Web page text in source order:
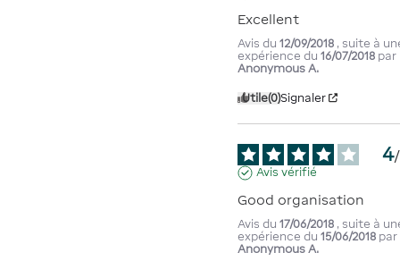
Excellent
Avis du12/09/2018 , suite à
expérience du16/07/2018 par
Anonymous A.
Utile(0)Signaler
4/
Avis vérifié
Good organisation
Avis du17/06/2018 , suite à
expérience du15/06/2018 par
Anonymous A.